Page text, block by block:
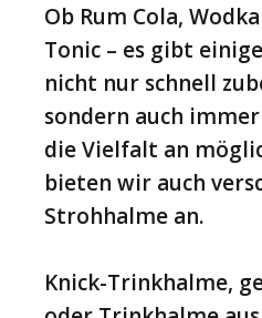
Ob Rum Cola,
Tonic – es gibt
nicht nur schnell
sondern auch
die Vielfalt an
bieten wir auch
Strohhalme an.
Knick-Trinkhalme,